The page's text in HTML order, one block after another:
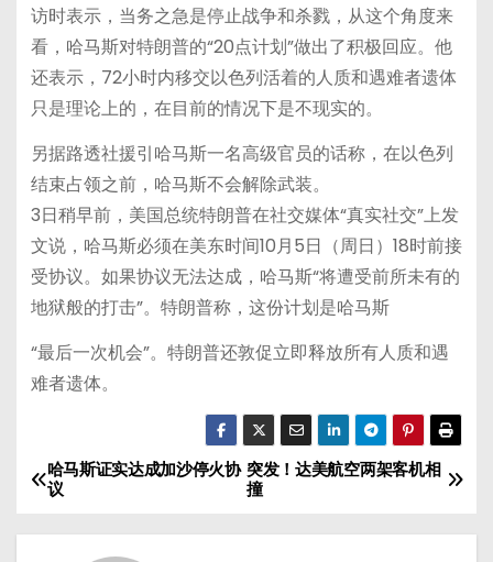
访时表示，当务之急是停止战争和杀戮，从这个角度来
看，哈马斯对特朗普的“20点计划”做出了积极回应。他
还表示，72小时内移交以色列活着的人质和遇难者遗体
只是理论上的，在目前的情况下是不现实的。
另据路透社援引哈马斯一名高级官员的话称，在以色列
结束占领之前，哈马斯不会解除武装。
3日稍早前，美国总统特朗普在社交媒体“真实社交”上发
文说，哈马斯必须在美东时间10月5日（周日）18时前接
受协议。如果协议无法达成，哈马斯“将遭受前所未有的
地狱般的打击”。特朗普称，这份计划是哈马斯
“最后一次机会”。特朗普还敦促立即释放所有人质和遇
难者遗体。
文
章
突发！达美航空两架客机相
撞
哈马斯证实达成加沙停火协
议